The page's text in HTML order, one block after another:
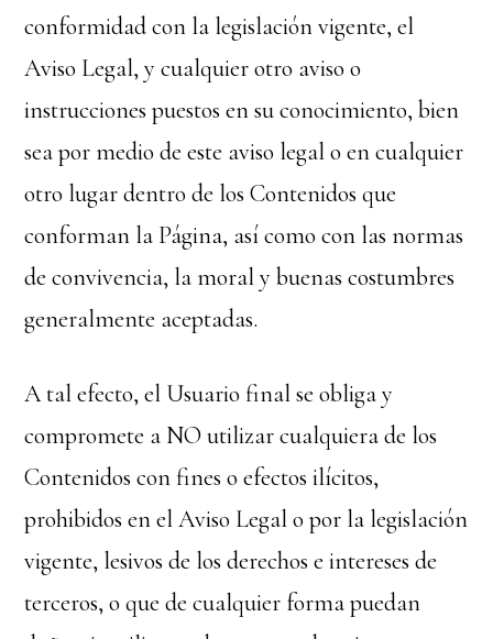
conformidad con la legislación vigente, el
Aviso Legal, y cualquier otro aviso o
instrucciones puestos en su conocimiento, bien
sea por medio de este aviso legal o en cualquier
otro lugar dentro de los Contenidos que
conforman la Página, así como con las normas
de convivencia, la moral y buenas costumbres
generalmente aceptadas.
A tal efecto, el Usuario final se obliga y
compromete a NO utilizar cualquiera de los
Contenidos con fines o efectos ilícitos,
prohibidos en el Aviso Legal o por la legislación
vigente, lesivos de los derechos e intereses de
terceros, o que de cualquier forma puedan